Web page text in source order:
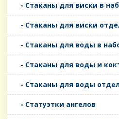
- Стаканы для виски в
- Стаканы для виски
- Стаканы для воды в
- Стаканы для воды и
- Стаканы для воды
- Статуэтки ангелов